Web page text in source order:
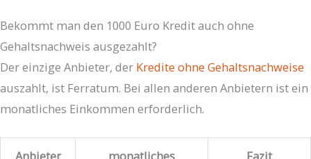
Bekommt man den 1000 Euro Kredit auch ohne
Gehaltsnachweis ausgezahlt?
Der einzige Anbieter, der Kredite ohne Gehaltsnachweise
auszahlt, ist Ferratum. Bei allen anderen Anbietern ist ein
monatliches Einkommen erforderlich.